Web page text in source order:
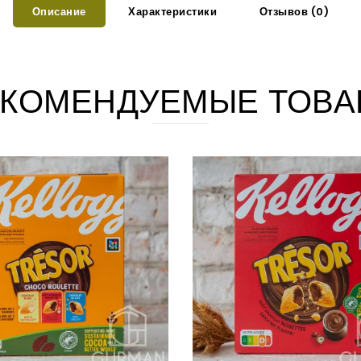
Описание Характеристики Отзывов (0)